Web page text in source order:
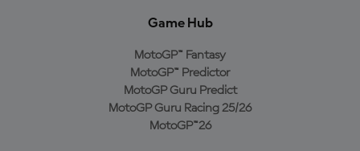
Game Hub
MotoGP™ Fantasy
MotoGP™ Predictor
MotoGP Guru Predict
MotoGP Guru Racing 25/26
MotoGP™26